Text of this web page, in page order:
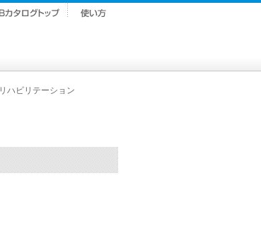
リハビリテーション